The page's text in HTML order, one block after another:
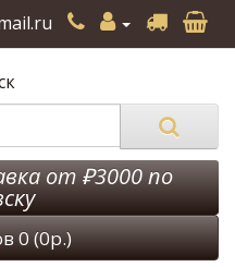
от ₽3000 по
0 (0р.)